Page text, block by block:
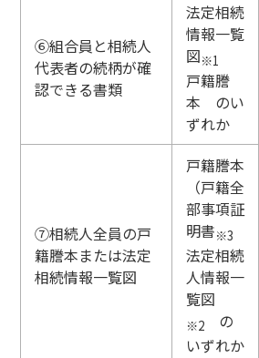
⑥組合員と相続人
代表者の続柄が確
認できる書類
法定相続
情報一覧
図※1
戸籍謄
本 のい
ずれか
⑦相続人全員の戸
籍謄本または法定
相続情報一覧図
戸籍謄本
（戸籍全
部事項証
明書※3
法定相続
人情報一
覧図
※2
の
いずれか